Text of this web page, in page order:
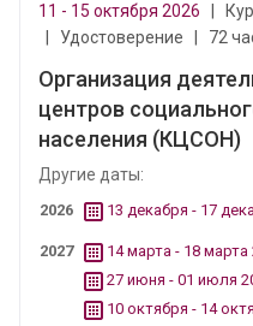
11 - 15 октября 2026
Удостоверение 72
Организация
центров
населения (КЦСОН)
Другие даты:
2026 13 декабря - 17
2027
14 марта - 18 марта
27 июня - 01 июля
10 октября - 14